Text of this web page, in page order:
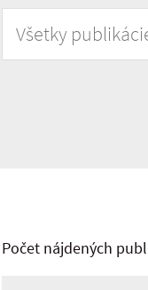
Vyhľadávať podľa
Počet nájdených